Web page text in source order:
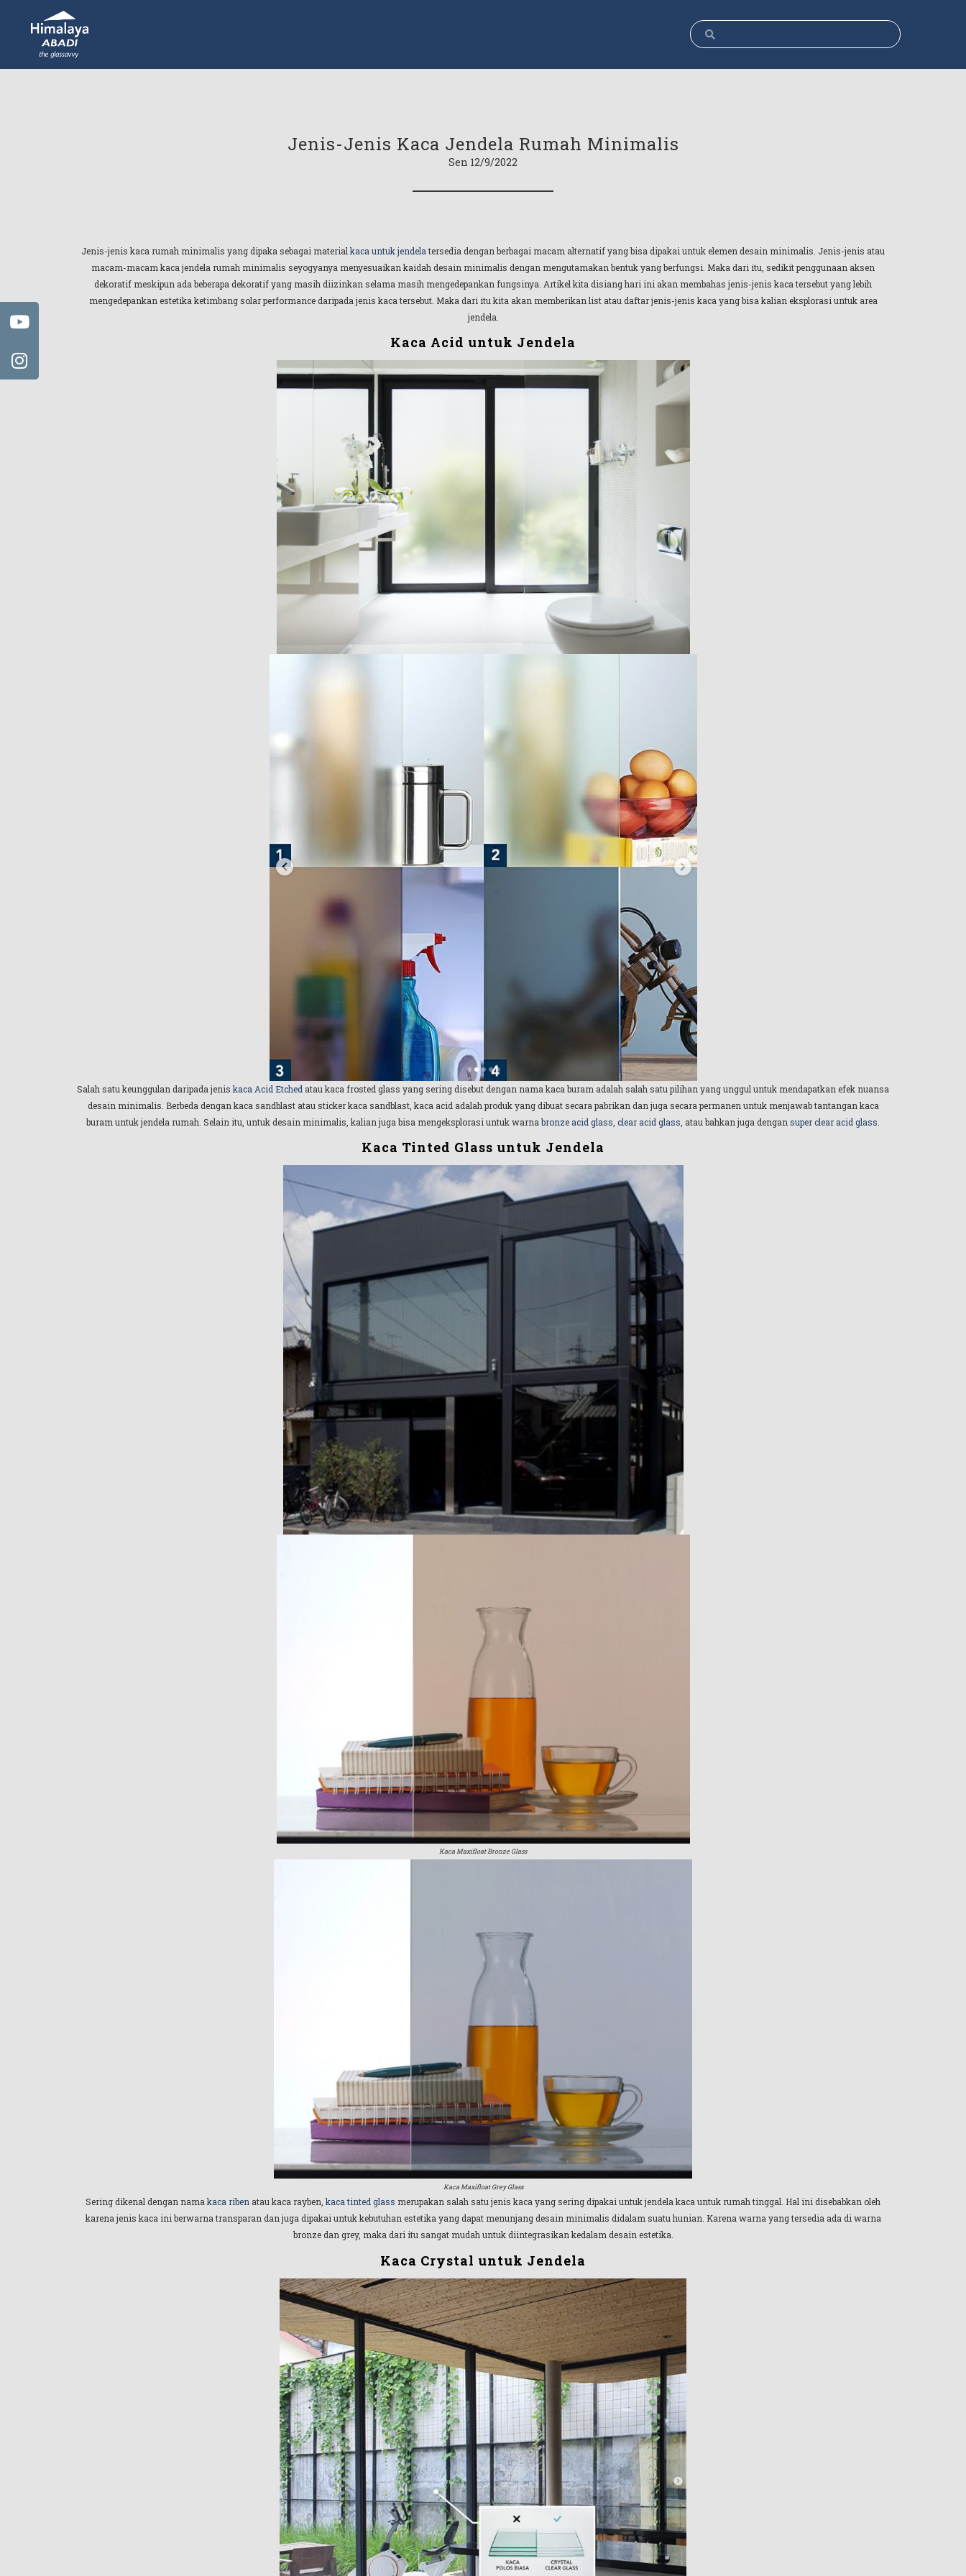
Jenis-Jenis Kaca Jendela Rumah Minimalis
Sen 12/9/2022
Jenis-jenis kaca rumah minimalis yang dipaka sebagai material kaca untuk jendelatersedia dengan berbagai macam alternatif yang bisa dipakai untuk elemen desain minimalis. Jenis-jenis atau
macam-macam kaca jendela rumah minimalis seyogyanya menyesuaikan kaidah desain minimalis dengan mengutamakan bentuk yang berfungsi. Maka dari itu, sedikit penggunaan aksen
dekoratif meskipun ada beberapa dekoratif yang masih diizinkan selama masih mengedepankan fungsinya. Artikel kita disiang hari ini akan membahas jenis-jenis kaca tersebut yang lebih
mengedepankan estetika ketimbang solar performance daripada jenis kaca tersebut. Maka dari itu kita akan memberikan list atau daftar jenis-jenis kaca yang bisa kalian eksplorasi untuk area
jendela.
Kaca Acid untuk Jendela
Salah satu keunggulan daripada jenis kaca Acid Etched atau kaca frosted glass yang sering disebut dengan nama kaca buram adalah salah satu pilihan yang unggul untuk mendapatkan efek nuansa
desain minimalis. Berbeda dengan kaca sandblast atau sticker kaca sandblast, kaca acid adalah produk yang dibuat secara pabrikan dan juga secara permanen untuk menjawab tantangan kaca
buram untuk jendela rumah. Selain itu, untuk desain minimalis, kalian juga bisa mengeksplorasi untuk warna bronze acid glass clear acid glass , atau bahkan juga dengan super clear acid glass
Kaca Tinted Glass untuk Jendela
Kaca Maxifloat Bronze Glass
Kaca Maxifloat Grey Glass
Sering dikenal dengan namakaca riben atau kaca rayben, kaca tinted glass merupakan salah satu jenis kaca yang sering dipakai untuk jendela kaca untuk rumah tinggal. Hal ini disebabkan oleh
karena jenis kaca ini berwarna transparan dan juga dipakai untuk kebutuhan estetika yang dapat menunjang desain minimalis didalam suatu hunian. Karena warna yang tersedia ada di warna
bronze dan grey, maka dari itu sangat mudah untuk diintegrasikan kedalam desain estetika.
Kaca Crystal untuk Jendela